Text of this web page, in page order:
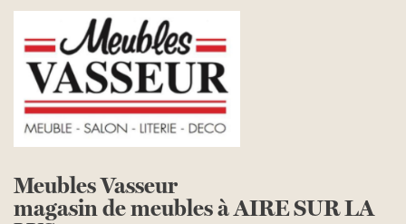
Meubles Vasseur
magasin de meubles à AIRE SUR LA